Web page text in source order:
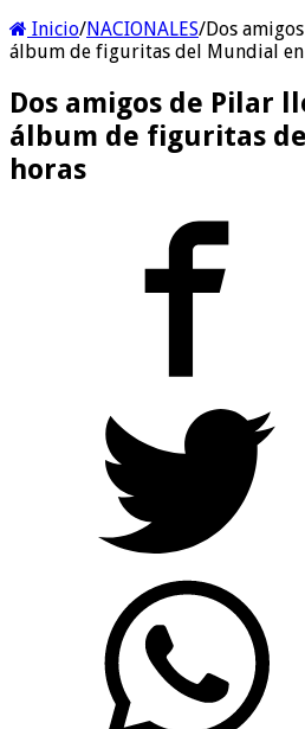
Inicio/NACIONALES/Dos
álbum de figuritas del Mundial en
Dos amigos de Pilar
álbum de figuritas
horas